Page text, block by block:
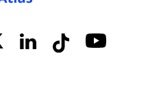
LinkedInTiktok YouTube